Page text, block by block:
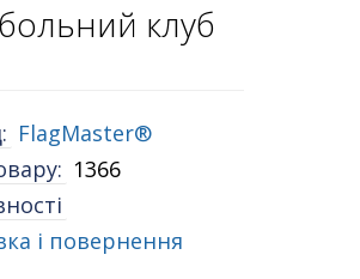
клуб
FlagMaster®
1366
і повернення